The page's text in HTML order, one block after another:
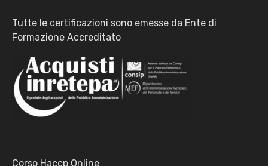
Tutte le certificazioni sono emesse da Ente di
Formazione Accreditato
Corso Haccp Online